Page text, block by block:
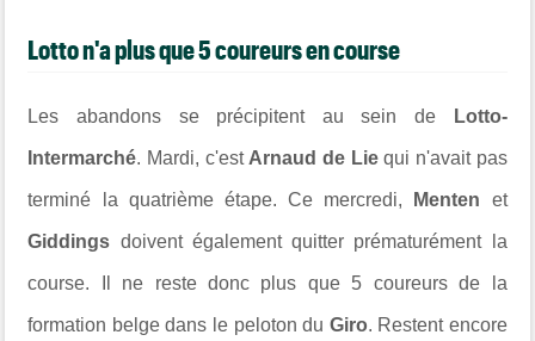
Lotto n'a plus que 5 coureurs en course
Les abandons se précipitent au sein de Lotto-
Intermarché. Mardi, c'est Arnaud de Liequi n'avait pas
terminé la quatrième étape. Ce mercredi, Menten et
Giddings doivent également quitter prématurément la
course. Il ne reste donc plus que 5 coureurs de la
formation belge dans le peloton du Giro. Restent encore